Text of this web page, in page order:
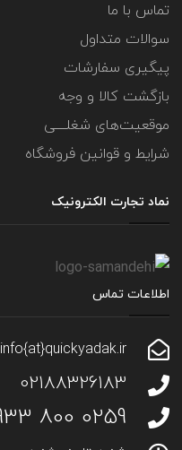
تماس با ما
سوالات متداول
پیگیری سفارشات
بازگشت کالا و وجه
موقعیت‌های شغلــــی
شرایط و قوانین فروشگاه
نماد تجارت الکترونیک
اطلاعات تماس
info{at}quickyadak.ir
02188326183
0259 800 0933